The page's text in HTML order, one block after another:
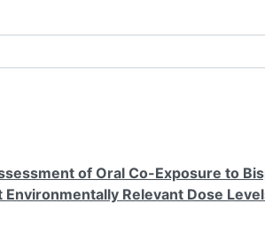
of Oral Co-Exposure to
Environmentally Relevant Dose